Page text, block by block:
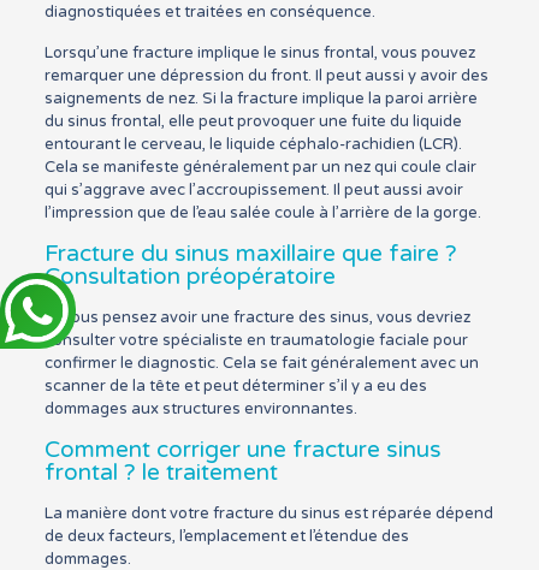
diagnostiquées et traitées en conséquence.
Lorsqu’une fracture implique le sinus frontal, vous pouvez
remarquer une dépression du front. Il peut aussi y avoir des
saignements de nez. Si la fracture implique la paroi arrière
du sinus frontal, elle peut provoquer une fuite du liquide
entourant le cerveau, le liquide céphalo-rachidien (LCR).
Cela se manifeste généralement par un nez qui coule clair
qui s’aggrave avec l’accroupissement. Il peut aussi avoir
l’impression que de l’eau salée coule à l’arrière de la gorge.
Fracture du sinus maxillaire que faire ?
Consultation préopératoire
Si vous pensez avoir une fracture des sinus, vous devriez
consulter votre spécialiste en traumatologie faciale pour
confirmer le diagnostic. Cela se fait généralement avec un
scanner de la tête et peut déterminer s’il y a eu des
dommages aux structures environnantes.
Comment corriger une fracture sinus
frontal ? le traitement
La manière dont votre fracture du sinus est réparée dépend
de deux facteurs, l’emplacement et l’étendue des
dommages.